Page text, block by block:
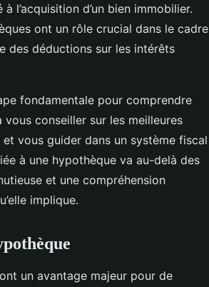
l’acquisition d’un bien immobilier.
ont un rôle crucial dans le cadre
des déductions sur les intérêts
fondamentale pour comprendre
conseiller sur les meilleures
vous guider dans un système fiscal
à une hypothèque va au-delà des
et une compréhension
implique.
un avantage majeur pour de